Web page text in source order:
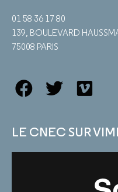
01 58 36 17 80
139, BOULEVARD
75008 PARIS
LE CNEC SUR